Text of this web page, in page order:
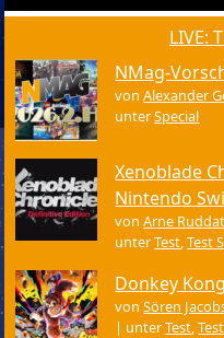
LIVE:
NMag-
vonAlexander
unterSpecial
Xenoblade
Nintendo
vonArne Ruddat
unterTest,Test
Donkey
vonSören
| unterTest,